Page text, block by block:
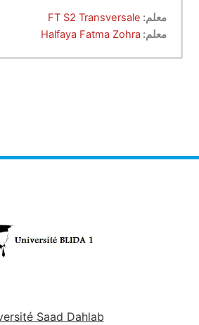
معلم: FT S2 Transversale
معلم: Halfaya Fatma Zohra
Saad Dahlab